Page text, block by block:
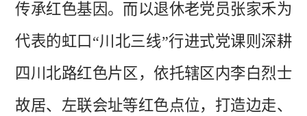
传承红色基因。而以退休老党员张家禾为
代表的虹口“川北三线”行进式党课则深耕
四川北路红色片区，依托辖区内李白烈士
故居、左联会址等红色点位，打造边走、